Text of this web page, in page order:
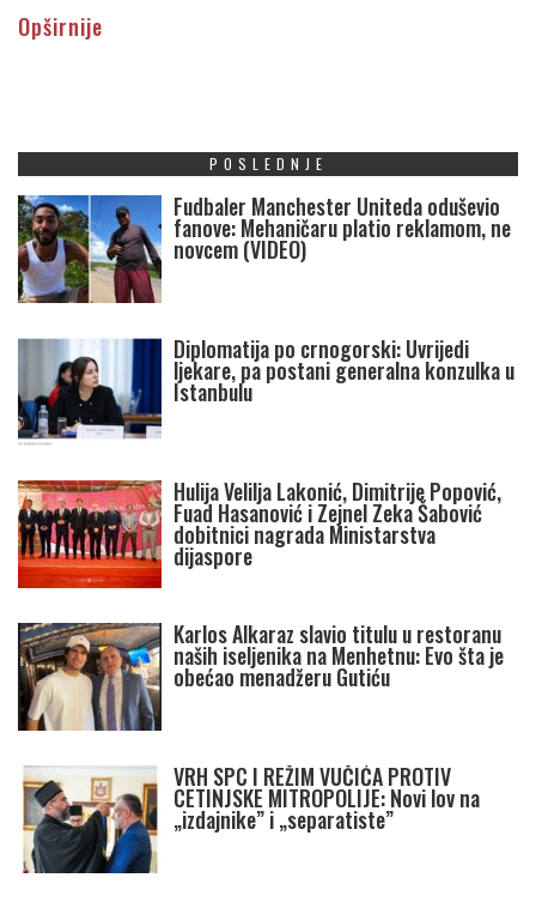
Opširnije
POSLEDNJE
Fudbaler Manchester Uniteda oduševio
fanove: Mehaničaru platio reklamom, ne
novcem (VIDEO)
Diplomatija po crnogorski: Uvrijedi
ljekare, pa postani generalna konzulka u
Istanbulu
Hulija Velilja Lakonić, Dimitrije Popović,
Fuad Hasanović i Zejnel Zeka Šabović
dobitnici nagrada Ministarstva
dijaspore
Karlos Alkaraz slavio titulu u restoranu
naših iseljenika na Menhetnu: Evo šta je
obećao menadžeru Gutiću
VRH SPC I REŽIM VUČIĆA PROTIV
CETINJSKE MITROPOLIJE: Novi lov na
„izdajnike” i „separatiste”